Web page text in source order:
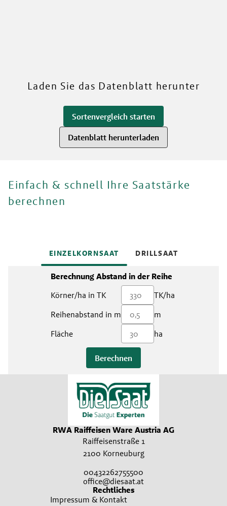
Mehr über unsere Sorten
Laden Sie das Datenblatt herunter
Sortenvergleich starten
Datenblatt herunterladen
Einfach & schnell Ihre Saatstärke
berechnen
EINZELKORNSAAT DRILLSAAT
Berechnung Abstand in der Reihe
Körner/ha in TK
TK/ha
Reihenabstand in m
m
Fläche
ha
Berechnen
RWA Raiffeisen Ware Austria AG
Raiffeisenstraße 1
2100 Korneuburg
00432262755500
office@diesaat.at
Rechtliches
Impressum & Kontakt